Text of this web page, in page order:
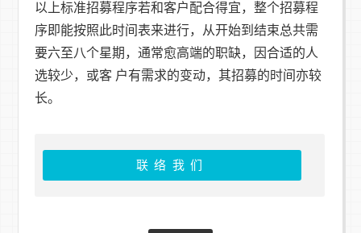
以上标准招募程序若和客户配合得宜，整个招募程
序即能按照此时间表来进行，从开始到结束总共需
要六至八个星期，通常愈高端的职缺，因合适的人
选较少，或客 户有需求的变动，其招募的时间亦较
长。
联络我们